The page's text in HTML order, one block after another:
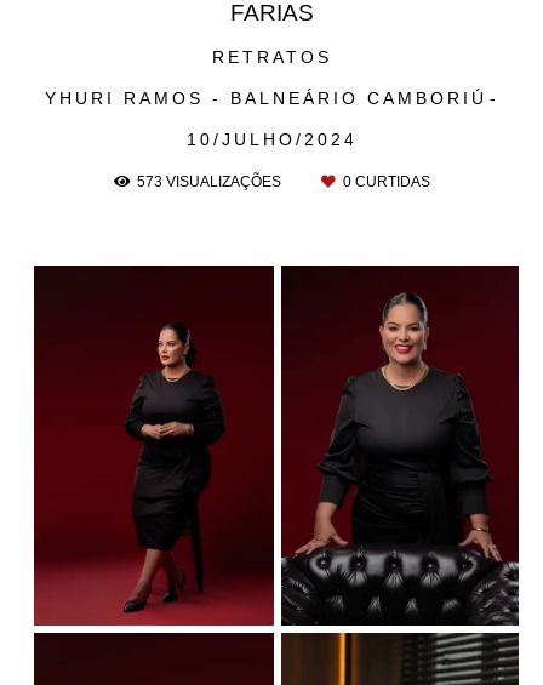
RETRATOS
YHURI RAMOS - BALNEÁRIO CAMBORIÚ
10/JULHO/2024
FARIAS
573VISUALIZAÇÕES 0CURTIDAS